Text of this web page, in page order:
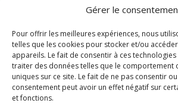
Gérer le
Pour offrir les meilleures expériences, nous
telles que les cookies pour stocker et/ou
appareils. Le fait de consentir à ces
traiter des données telles que le comportement
uniques sur ce site. Le fait de ne pas consentir
consentement peut avoir un effet négatif sur
et fonctions.